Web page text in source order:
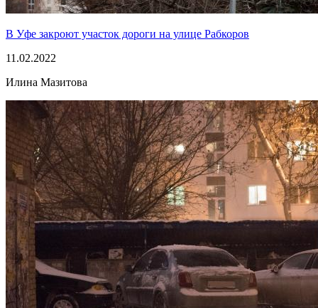
В Уфе закроют участок дороги на улице Рабкоров
11.02.2022
Илина Мазитова